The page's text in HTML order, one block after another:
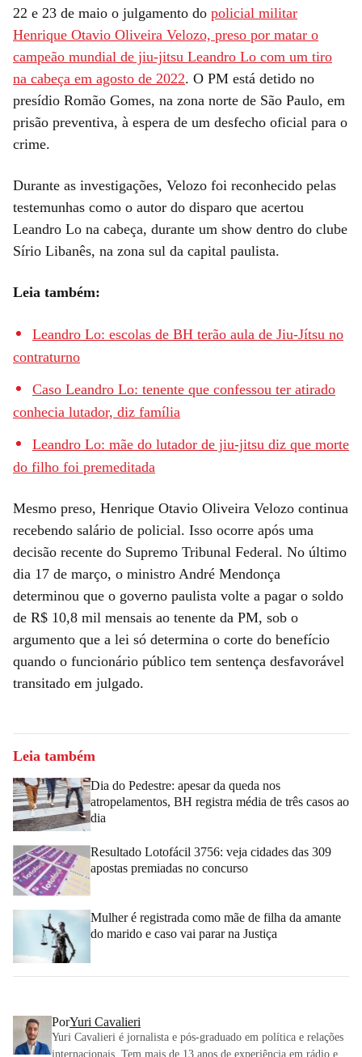
22 e 23 de maio o julgamento do policial militar
Henrique Otavio Oliveira Velozo, preso por matar o
campeão mundial de jiu-jitsu Leandro Lo com um tiro
na cabeça em agosto de 2022. O PM está detido no
presídio Romão Gomes, na zona norte de São Paulo, em
prisão preventiva, à espera de um desfecho oficial para o
crime.
Durante as investigações, Velozo foi reconhecido pelas
testemunhas como o autor do disparo que acertou
Leandro Lo na cabeça, durante um show dentro do clube
Sírio Libanês, na zona sul da capital paulista.
Leia também:
Leandro Lo: escolas de BH terão aula de Jiu-Jítsu no
contraturno
Caso Leandro Lo: tenente que confessou ter atirado
conhecia lutador, diz família
Leandro Lo: mãe do lutador de jiu-jitsu diz que morte
do filho foi premeditada
Mesmo preso, Henrique Otavio Oliveira Velozo continua
recebendo salário de policial. Isso ocorre após uma
decisão recente do Supremo Tribunal Federal. No último
dia 17 de março, o ministro André Mendonça
determinou que o governo paulista volte a pagar o soldo
de R$ 10,8 mil mensais ao tenente da PM, sob o
argumento que a lei só determina o corte do benefício
quando o funcionário público tem sentença desfavorável
transitado em julgado.
Leia também
Dia do Pedestre: apesar da queda nos
atropelamentos, BH registra média de três casos ao
dia
Resultado Lotofácil 3756: veja cidades das 309
apostas premiadas no concurso
Mulher é registrada como mãe de filha da amante
do marido e caso vai parar na Justiça
PorYuri Cavalieri
Yuri Cavalieri é jornalista e pós-graduado em política e relações
internacionais. Tem mais de 13 anos de experiência em rádio e